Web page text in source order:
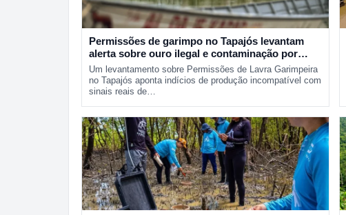
Permissões de garimpo no Tapajós levantam
alerta sobre ouro ilegal e contaminação por
mercúrio
Um levantamento sobre Permissões de Lavra Garimpeira
no Tapajós aponta indícios de produção incompatível com
sinais reais de…